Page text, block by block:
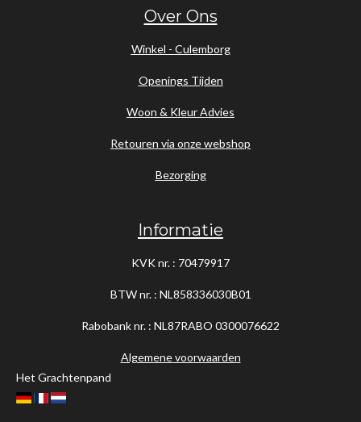
Over Ons
Winkel - Culemborg
Openings Tijden
Woon & Kleur Advies
Retouren via onze webshop
Bezorging
Informatie
KVK nr. : 70479917
BTW nr. : NL858336030B01
Rabobank nr. : NL87RABO 0300076622
Algemene voorwaarden
Het Grachtenpand